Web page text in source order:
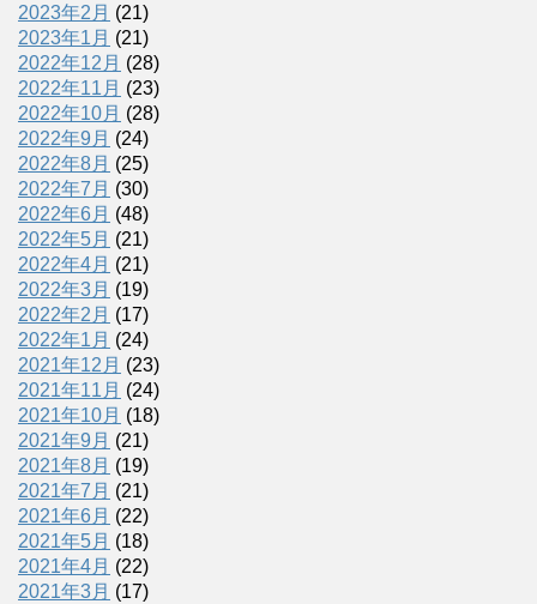
2023年2月 (21)
2023年1月 (21)
2022年12月 (28)
2022年11月 (23)
2022年10月 (28)
2022年9月 (24)
2022年8月 (25)
2022年7月 (30)
2022年6月 (48)
2022年5月 (21)
2022年4月 (21)
2022年3月 (19)
2022年2月 (17)
2022年1月 (24)
2021年12月 (23)
2021年11月 (24)
2021年10月 (18)
2021年9月 (21)
2021年8月 (19)
2021年7月 (21)
2021年6月 (22)
2021年5月 (18)
2021年4月 (22)
2021年3月 (17)